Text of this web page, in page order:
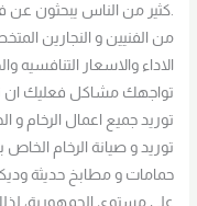
.كثير من الناس يبحثون عن
من الفنيين و النجارين
تواجهك مشاكل فعليك ان
توريد جميع اعمال الرخام و
توريد و صيانة الرخام
حمامات و مطابخ حديثة